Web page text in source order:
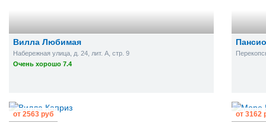
Вилла Любимая
Набережная улица, д. 24, лит. А, стр. 9
Очень хорошо 7.4
от 2563 руб от 3162